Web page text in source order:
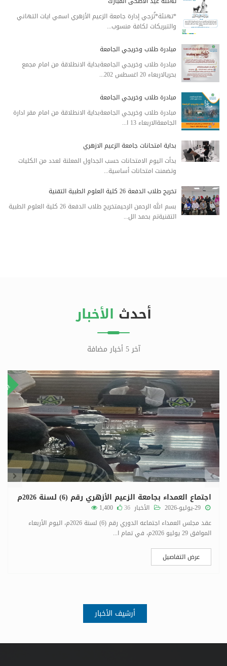
*تهنئة*تُزجي إدارة جامعة الزعيم الأزهري اسمي ايات التهاني
والتبريكات لكافة منسوب...
مبادرة طلاب وخريجي الجامعة
مبادرة طلاب وخريجي الجامعةبداية الانطلاقة من امام مجمع
بحريالاربعاء 20 اغسطس 202...
مبادرة طلاب وخريجي الجامعة
مبادرة طلاب وخريجي الجامعةبداية الانطلاقة من امام مقر ادارة
الجامعةالاربعاء 13 ا...
بداية امتحانات جامعة الزعيم الازهري
بدأت اليوم الامتحانات حسب الجداول المعلنة لعدد من الكليات
وتضمنت امتحانات أساسية...
تخريج طلاب الدفعة 26 كلية العلوم الطبية التقنية
بسم الله الرحمن الرحيمتخريج طلاب الدفعة 26 كلية العلوم الطبية
التقنيةتم بحمد الل...
أحدث الأخبار
آخر 5 أخبار مضافة
٩
اجتماع العمداء بجامعة الزعيم الأزهري رقم (6) لسنة 2026م
الأخبار 36
1,400
عقد مجلس العمداء اجتماعه الدوري رقم (6) لسنة 2026م، اليوم الأربعاء
الموافق 29 يوليو 2026م، في تمام ا...
عرض التفاصيل
أرشيف الأخبار